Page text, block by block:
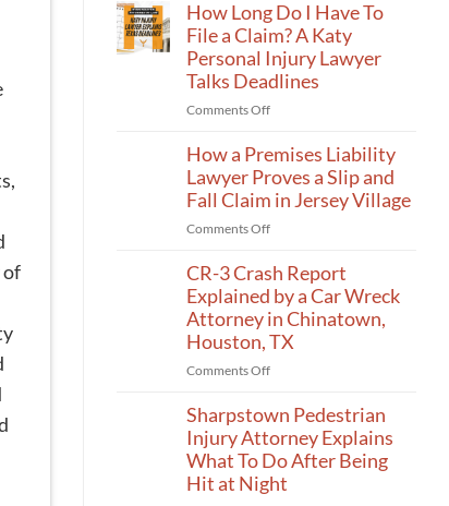
of
How Long Do I Have To
File a Claim? A Katy
Personal Injury Lawyer
Talks Deadlines
Comments Offon
Long
Do
Have
To
a
Claim?
A
Katy
Talks
Deadlines
How a Premises Liability
Lawyer Proves a Slip and
Fall Claim in Jersey Village
Comments Offon
a
Premises
Liability
Lawyer
Proves
a
and
Fall
Claim
in
CR-3 Crash Report
Explained by a Car Wreck
Attorney in Chinatown,
Houston, TX
Comments Offon
3
Crash
Report
Explained
by
Sharpstown Pedestrian
Injury Attorney Explains
What To Do After Being
Hit at Night